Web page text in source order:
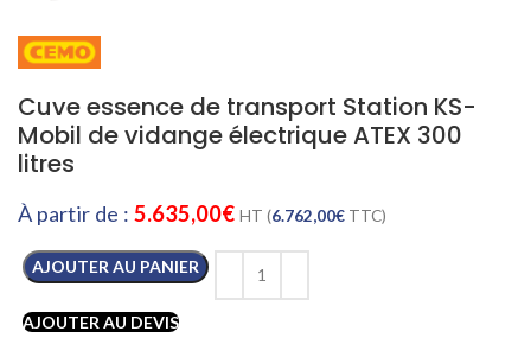
Cuve essence de transport Station KS-
Mobil de vidange électrique ATEX 300
litres
À partir de : 5.635,00€ HT (6.762,00€ TTC)
AJOUTER AU PANIER
AJOUTER AU DEVIS